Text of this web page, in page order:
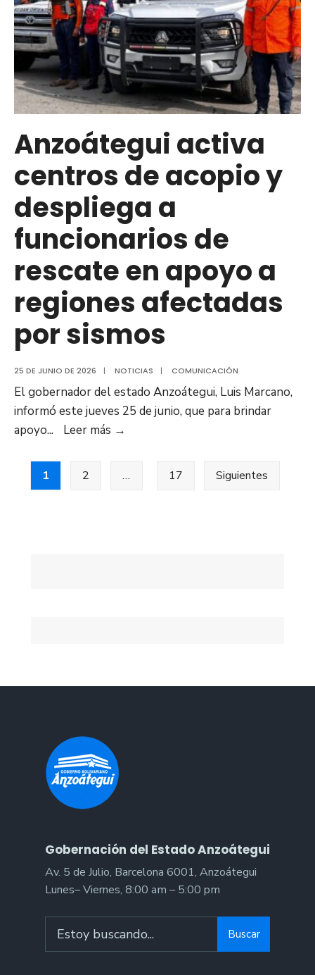
toneladas
de
ayuda
humanitaria
a
la
región
central
del
país
Anzoátegui activa
centros de acopio y
despliega a
funcionarios de
rescate en apoyo a
regiones afectadas
por sismos
25 DE JUNIO DE 2026 | NOTICIAS | COMUNICACIÓN
El gobernador del estado Anzoátegui, Luis Marcano,
informó este jueves 25 de junio, que para brindar
apoyo... Leer más →
Posts
pagination
1 2 … 17 Siguientes
Gobernación del Estado Anzoátegui
Av. 5 de Julio, Barcelona 6001, Anzoátegui
Lunes– Viernes, 8:00 am – 5:00 pm
for:
Buscar